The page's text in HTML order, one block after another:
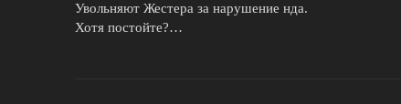
Увольняют Жестера за нарушение нда.
Хотя постойте?…